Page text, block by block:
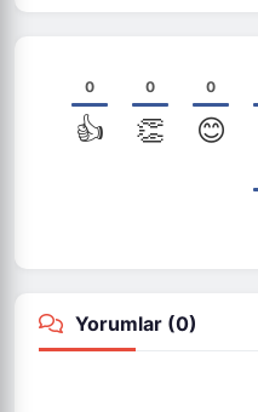
0
👍
0
👏
0
😊
Yorumlar (0)